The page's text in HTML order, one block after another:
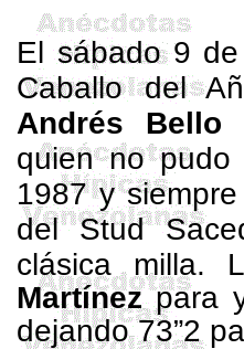
El sábado 9
Caballo del
Andrés Bello
quien no pudo
1987 y
delStud
clásica milla.
Martínezpara
dejando 73”2